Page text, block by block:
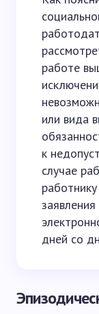
работе
или вида
к
случае
дней со